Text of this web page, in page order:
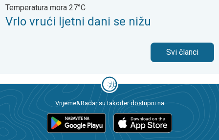
Temperatura mora 27°C
Vrlo vrući ljetni dani se nižu
Svi članci
Vrijeme&Radar su također dostupni na